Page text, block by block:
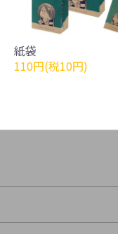
紙袋
110円(税10円)